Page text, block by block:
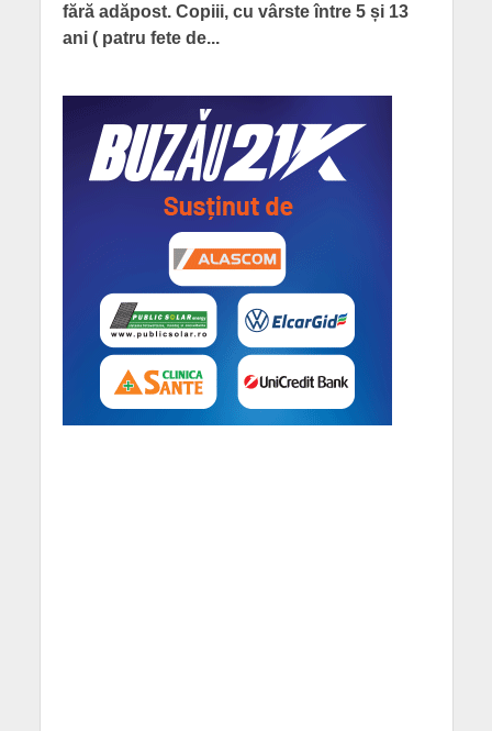
fără adăpost. Copiii, cu vârste între 5 și 13
ani ( patru fete de...